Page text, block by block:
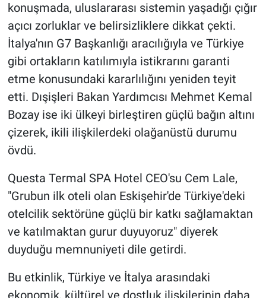
konuşmada, uluslararası sistemin yaşadığı çığır
açıcı zorluklar ve belirsizliklere dikkat çekti.
İtalya'nın G7 Başkanlığı aracılığıyla ve Türkiye
gibi ortakların katılımıyla istikrarını garanti
etme konusundaki kararlılığını yeniden teyit
etti. Dışişleri Bakan Yardımcısı Mehmet Kemal
Bozay ise iki ülkeyi birleştiren güçlü bağın altını
çizerek, ikili ilişkilerdeki olağanüstü durumu
övdü.
Questa Termal SPA Hotel CEO'su Cem Lale,
"Grubun ilk oteli olan Eskişehir'de Türkiye'deki
otelcilik sektörüne güçlü bir katkı sağlamaktan
ve katılmaktan gurur duyuyoruz" diyerek
duyduğu memnuniyeti dile getirdi.
Bu etkinlik, Türkiye ve İtalya arasındaki
ekonomik, kültürel ve dostluk ilişkilerinin daha